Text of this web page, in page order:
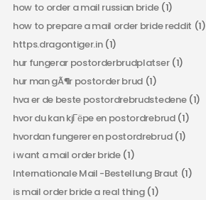
how to order a mail russian bride(1)
how to prepare a mail order bride reddit (1)
https.dragontiger.in(1)
hur fungerar postorderbrudplatser(1)
hur man gÃ¶r postorder brud (1)
hva er de beste postordrebrudstedene(1)
hvor du kan kjГёpe en postordrebrud(1)
hvordan fungerer en postordrebrud(1)
i want a mail order bride(1)
Internationale Mail -Bestellung Braut (1)
is mail order bride a real thing(1)